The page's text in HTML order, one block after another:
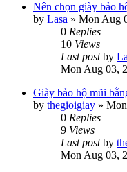
Nên chọn giày bảo
by Lasa » Mon Aug
0 Replies
10 Views
Last postby
Mon Aug 03,
Giày bảo hộ mũi
by thegioigiay »
0 Replies
9 Views
Last postby
Mon Aug 03,